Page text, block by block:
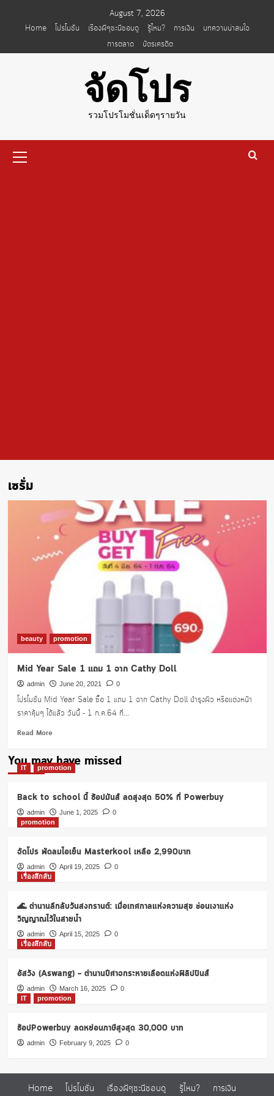
August 7, 2026
Home
โปรโมชั่น เรื่องผีๆชะนีชอบดู รู้ไหม? การเงิน
บทความน่าสนใจ
การตลาด
บัตรเครดิต
จัดโปร
รวมโปรโมชั่นเด็ดๆรายวัน
Menu
เซรั่ม
beauty promotion
Mid Year Sale 1 แถม 1 จาก Cathy Doll
admin June 20, 2021 0
โปรโมชั่น Mid Year Sale ซื้อ 1 แถม 1 จาก Cathy Doll บำรุงผิว หรือแต่งหน้า
ราคาคุ้มๆ ได้แล้ว วันนี้ - 1 ก.ค.64 ที่...
Read MoreRead
about
Mid
1
แถม
1
Cathy
You may have missed
IT promotion
Back to school นี้ ช้อปมันส์ ลดสูงสุด 50% ที่ Powerbuy
admin June 1, 2025
0
promotion
จัดโปร พัดลมไอเย็น Masterkool เหลือ 2,990บาท
admin April 19, 2025
0
เรื่องลึกลับ
🌊 ตำนานลึกลับวันสงกรานต์: เมื่อเทศกาลแห่งความสุข ซ่อนเงาแห่ง
วิญญาณไว้ในสายน้ำ
admin April 15, 2025
0
เรื่องลึกลับ
อัสวัง (Aswang) – ตำนานปีศาจกระหายเลือดแห่งฟิลิปปินส์
admin March 16, 2025
0
IT
promotion
ช้อปPowerbuy ลดหย่อนภาษีสูงสุด 30,000 บาท
admin February 9, 2025 0
Home โปรโมชั่น เรื่องผีๆชะนีชอบดู รู้ไหม? การเงิน